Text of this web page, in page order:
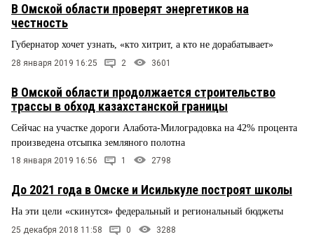
В Омской области проверят энергетиков на
честность
Губернатор хочет узнать, «кто хитрит, а кто не дорабатывает»
28 января 2019 16:25 2 3601
В Омской области продолжается строительство
трассы в обход казахстанской границы
Сейчас на участке дороги Алабота-Милоградовка на 42% процента
произведена отсыпка земляного полотна
18 января 2019 16:56 1 2798
До 2021 года в Омске и Исилькуле построят школы
На эти цели «скинутся» федеральный и региональный бюджеты
25 декабря 2018 11:58 0 3288